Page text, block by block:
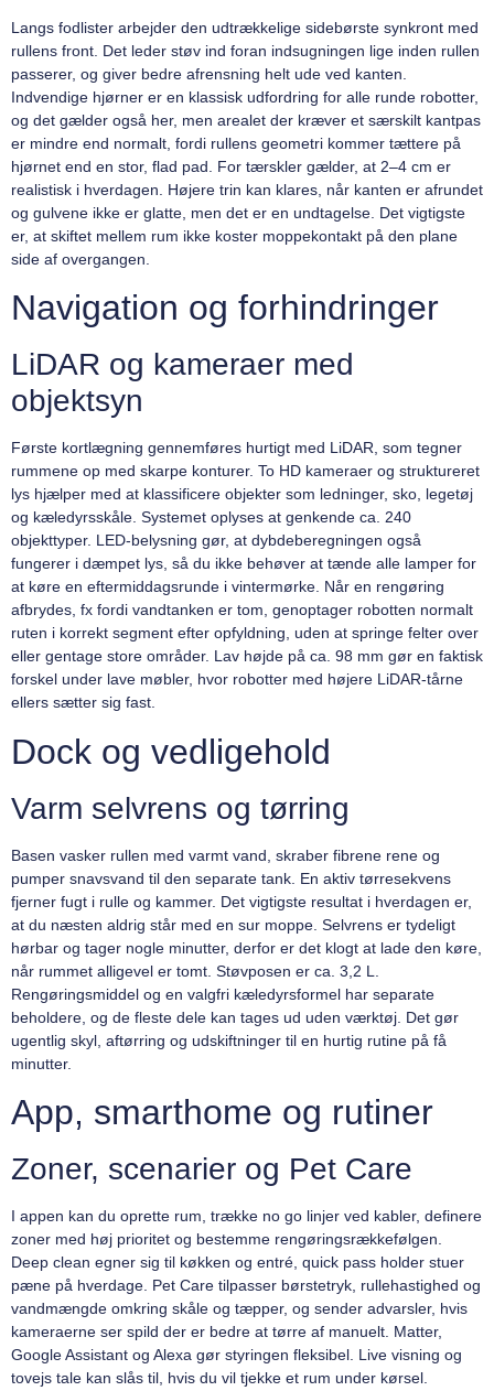
Langs fodlister arbejder den udtrækkelige sidebørste synkront med
rullens front. Det leder støv ind foran indsugningen lige inden rullen
passerer, og giver bedre afrensning helt ude ved kanten.
Indvendige hjørner er en klassisk udfordring for alle runde robotter,
og det gælder også her, men arealet der kræver et særskilt kantpas
er mindre end normalt, fordi rullens geometri kommer tættere på
hjørnet end en stor, flad pad. For tærskler gælder, at 2–4 cm er
realistisk i hverdagen. Højere trin kan klares, når kanten er afrundet
og gulvene ikke er glatte, men det er en undtagelse. Det vigtigste
er, at skiftet mellem rum ikke koster moppekontakt på den plane
side af overgangen.
Navigation og forhindringer
LiDAR og kameraer med
objektsyn
Første kortlægning gennemføres hurtigt med LiDAR, som tegner
rummene op med skarpe konturer. To HD kameraer og struktureret
lys hjælper med at klassificere objekter som ledninger, sko, legetøj
og kæledyrsskåle. Systemet oplyses at genkende ca. 240
objekttyper. LED-belysning gør, at dybdeberegningen også
fungerer i dæmpet lys, så du ikke behøver at tænde alle lamper for
at køre en eftermiddagsrunde i vintermørke. Når en rengøring
afbrydes, fx fordi vandtanken er tom, genoptager robotten normalt
ruten i korrekt segment efter opfyldning, uden at springe felter over
eller gentage store områder. Lav højde på ca. 98 mm gør en faktisk
forskel under lave møbler, hvor robotter med højere LiDAR-tårne
ellers sætter sig fast.
Dock og vedligehold
Varm selvrens og tørring
Basen vasker rullen med varmt vand, skraber fibrene rene og
pumper snavsvand til den separate tank. En aktiv tørresekvens
fjerner fugt i rulle og kammer. Det vigtigste resultat i hverdagen er,
at du næsten aldrig står med en sur moppe. Selvrens er tydeligt
hørbar og tager nogle minutter, derfor er det klogt at lade den køre,
når rummet alligevel er tomt. Støvposen er ca. 3,2 L.
Rengøringsmiddel og en valgfri kæledyrsformel har separate
beholdere, og de fleste dele kan tages ud uden værktøj. Det gør
ugentlig skyl, aftørring og udskiftninger til en hurtig rutine på få
minutter.
App, smarthome og rutiner
Zoner, scenarier og Pet Care
I appen kan du oprette rum, trække no go linjer ved kabler, definere
zoner med høj prioritet og bestemme rengøringsrækkefølgen.
Deep clean egner sig til køkken og entré, quick pass holder stuer
pæne på hverdage. Pet Care tilpasser børstetryk, rullehastighed og
vandmængde omkring skåle og tæpper, og sender advarsler, hvis
kameraerne ser spild der er bedre at tørre af manuelt. Matter,
Google Assistant og Alexa gør styringen fleksibel. Live visning og
tovejs tale kan slås til, hvis du vil tjekke et rum under kørsel.